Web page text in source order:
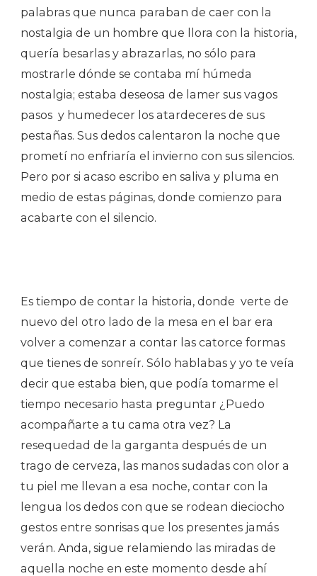
palabras que nunca paraban de caer con la
nostalgia de un hombre que llora con la historia,
quería besarlas y abrazarlas, no sólo para
mostrarle dónde se contaba mí húmeda
nostalgia; estaba deseosa de lamer sus vagos
pasos y humedecer los atardeceres de sus
pestañas. Sus dedos calentaron la noche que
prometí no enfriaría el invierno con sus silencios.
Pero por si acaso escribo en saliva y pluma en
medio de estas páginas, donde comienzo para
acabarte con el silencio.
Es tiempo de contar la historia, donde verte de
nuevo del otro lado de la mesa en el bar era
volver a comenzar a contar las catorce formas
que tienes de sonreír. Sólo hablabas y yo te veía
decir que estaba bien, que podía tomarme el
tiempo necesario hasta preguntar ¿Puedo
acompañarte a tu cama otra vez? La
resequedad de la garganta después de un
trago de cerveza, las manos sudadas con olor a
tu piel me llevan a esa noche, contar con la
lengua los dedos con que se rodean dieciocho
gestos entre sonrisas que los presentes jamás
verán. Anda, sigue relamiendo las miradas de
aquella noche en este momento desde ahí